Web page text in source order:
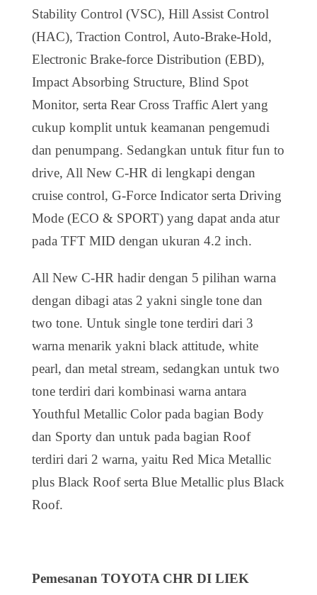
Stability Control (VSC), Hill Assist Control
(HAC), Traction Control, Auto-Brake-Hold,
Electronic Brake-force Distribution (EBD),
Impact Absorbing Structure, Blind Spot
Monitor, serta Rear Cross Traffic Alert yang
cukup komplit untuk keamanan pengemudi
dan penumpang. Sedangkan untuk fitur fun to
drive, All New C-HR di lengkapi dengan
cruise control, G-Force Indicator serta Driving
Mode (ECO & SPORT) yang dapat anda atur
pada TFT MID dengan ukuran 4.2 inch.
All New C-HR hadir dengan 5 pilihan warna
dengan dibagi atas 2 yakni single tone dan
two tone. Untuk single tone terdiri dari 3
warna menarik yakni black attitude, white
pearl, dan metal stream, sedangkan untuk two
tone terdiri dari kombinasi warna antara
Youthful Metallic Color pada bagian Body
dan Sporty dan untuk pada bagian Roof
terdiri dari 2 warna, yaitu Red Mica Metallic
plus Black Roof serta Blue Metallic plus Black
Roof.
Pemesanan TOYOTA CHR DI LIEK